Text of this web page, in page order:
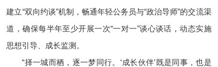
建立“双向约谈”机制，畅通年轻公务员与“政治导师”的交流渠
道，确保每半年至少开展一次“一对一”谈心谈话，动态实施
思想引导、成长监测。
“择一城而栖，逐一梦同行。‘成长伙伴’既是同事，也是